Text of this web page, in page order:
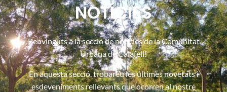
NOTÍCIES
Benvinguts a la secció de notícies de la Comunitat
Urbana de Calafell!
En aquesta secció, trobareu les últimes novetats i
esdeveniments rellevants que ocorren al nostre